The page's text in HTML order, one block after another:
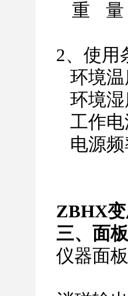
重
量
2、使用
环境
环境
工作电
电源
ZBHX
三、面
仪器面